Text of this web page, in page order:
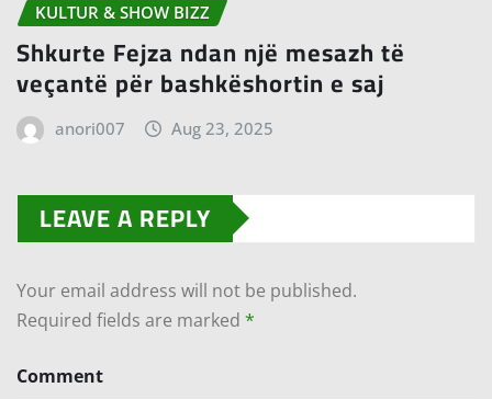
KULTUR & SHOW BIZZ
Shkurte Fejza ndan një mesazh të
veçantë për bashkëshortin e saj
anori007 Aug 23, 2025
LEAVE A REPLY
Your email address will not be published.
Required fields are marked *
Comment